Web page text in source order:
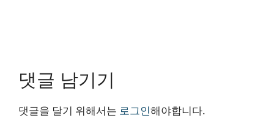
댓글 남기기
댓글을 달기 위해서는 로그인해야합니다.